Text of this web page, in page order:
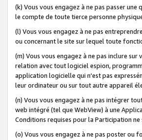
(k) Vous vous engagez à ne pas passer
le compte de toute tierce personne
(l) Vous vous engagez à ne pas
ou concernant le site sur lequel toute
(m) Vous vous engagez à ne pas inclure
relation avec tout logiciel espion,
application logicielle qui n'est pas
leur ordinateur ou sur tout autre appareil
(n) Vous vous engagez à ne pas intégrer
web intégré (tel que WebView) à une
Conditions requises pour la Participation
(o) Vous vous engagez à ne pas poster ou